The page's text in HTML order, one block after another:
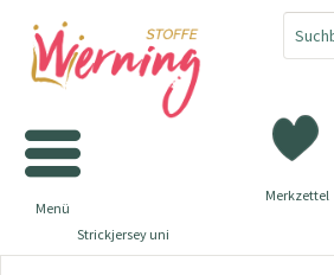
Merkzettel
Menü
Strickjersey uni